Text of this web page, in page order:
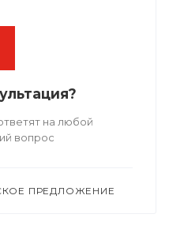
на любой
вопрос
ПРЕДЛОЖЕНИЕ